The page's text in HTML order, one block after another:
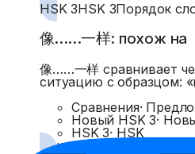
HSK 3HSK 3Порядок
像……一样: похож на
像……一样 сравнивает
ситуацию с образцом:
Сравнения·
Новый HSK 3·
HSK 3· HSK
Открыть →